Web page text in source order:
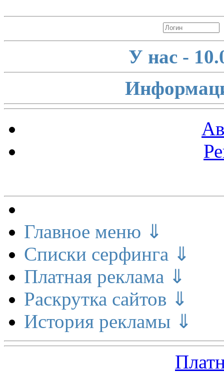
У нас -
Главное меню ⇓
Списки серфинга ⇓
Платная реклама ⇓
Раскрутка сайтов ⇓
История рекламы ⇓